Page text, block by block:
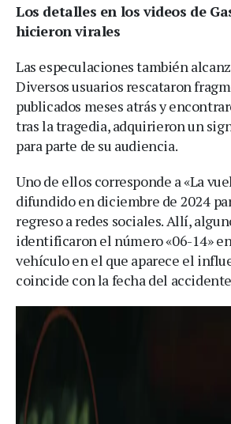
Los detalles en los videos de
hicieron virales
Las especulaciones también
Diversos usuarios rescataron
publicados meses atrás y
tras la tragedia, adquirieron un
para parte de su audiencia.
Uno de ellos corresponde a «La
difundido en diciembre de 2024
regreso a redes sociales. Allí,
identificaron el número «06-14»
vehículo en el que aparece el
coincide con la fecha del